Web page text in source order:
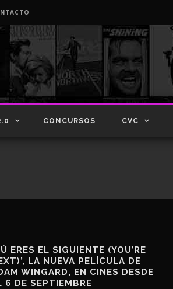
CONCURSOS CVC
ERES EL SIGUIENTE (YOU’RE
LA NUEVA PELÍCULA DE
WINGARD, EN CINES DESDE
6 DE SEPTIEMBRE